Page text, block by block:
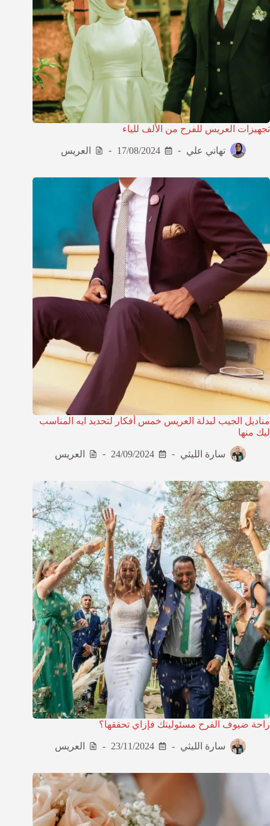
تجهيزات العريس للفرح من الألف للياء
تهاني علي 17/08/2024 العريس
مناديل الجيب لبدلة العريس خمس أفكار لتحديد ايه المناسب
ليك منها
سارة الليثي 24/09/2024 العريس
راحة ضيوف الفرح مسئوليتك فإزاي تحققها؟
سارة الليثي 23/11/2024 العريس